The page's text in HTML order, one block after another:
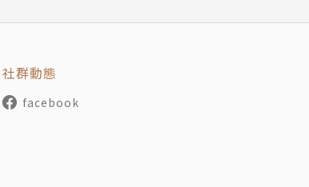
，期許有了橋梁書，每一位兒童都能成為獨
兼總教學中心主任 柯華葳
社群動態
facebook